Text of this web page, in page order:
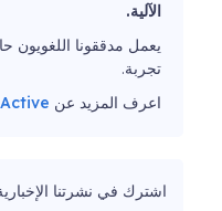
الآلية.
يعمل مدققونا اللغويون
تجربة.
اعرف المزيد عن
اشترك في نشرتنا